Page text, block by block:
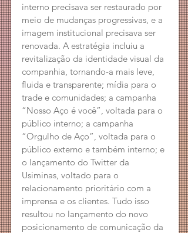
interno precisava ser restaurado por
meio de mudanças progressivas, e a
imagem institucional precisava ser
renovada. A estratégia incluiu a
revitalização da identidade visual da
companhia, tornando-a mais leve,
fluida e transparente; mídia para o
trade e comunidades; a campanha
“Nosso Aço é você”, voltada para o
público interno; a campanha
“Orgulho de Aço”, voltada para o
público externo e também interno; e
o lançamento do Twitter da
Usiminas, voltado para o
relacionamento prioritário com a
imprensa e os clientes. Tudo isso
resultou no lançamento do novo
posicionamento de comunicação da